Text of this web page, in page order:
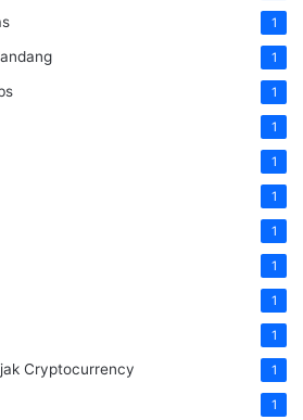
1
1
1
1
1
1
1
1
1
1
Cryptocurrency 1
1